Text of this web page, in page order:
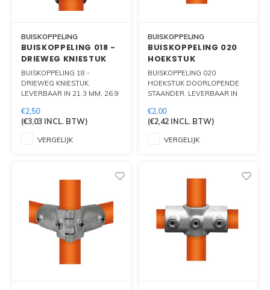
BUISKOPPELING
BUISKOPPELING 018 -
DRIEWEG KNIESTUK
BUISKOPPELING 18 -
DRIEWEG KNIESTUK.
LEVERBAAR IN 21.3 MM, 26.9
MM EN 60.3 MM.
€2,50
(€3,03INCL. BTW)
VERGELIJK
BUISKOPPELING
BUISKOPPELING 020
HOEKSTUK
DOORLOPENDE
STAANDER
BUISKOPPELING 020
HOEKSTUK DOORLOPENDE
STAANDER. LEVERBAAR IN
42,4 MM, 48.3 MM EN 60.3
MM.
€2,00
(€2,42 INCL. BTW)
VERGELIJK